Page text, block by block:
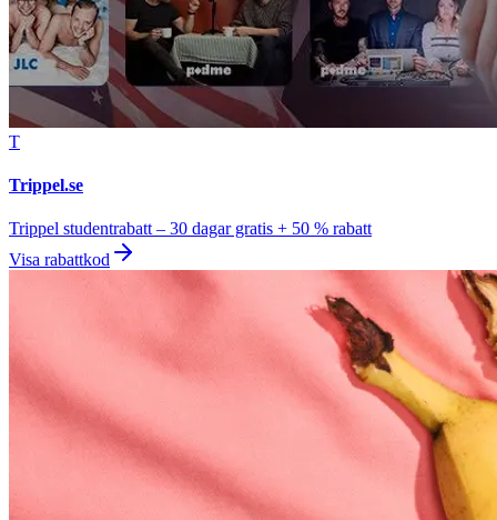
T
Trippel.se
Trippel studentrabatt – 30 dagar gratis + 50 % rabatt
Visa rabattkod